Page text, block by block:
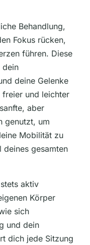
Behandlung,
Fokus rücken,
führen. Diese
dein
deine Gelenke
und leichter
aber
genutzt, um
Mobilität zu
deines gesamten
aktiv
Körper
sich
und dein
dich jede Sitzung